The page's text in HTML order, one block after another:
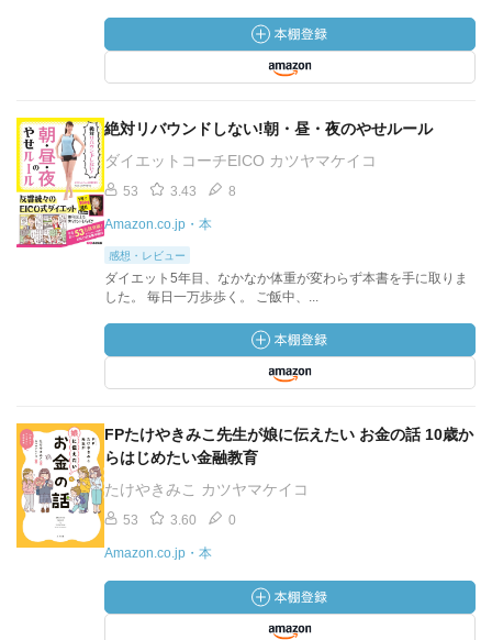
絶対リバウンドしない!朝・昼・夜のやせルール
ダイエットコーチEICO カツヤマケイコ
53 3.43 8
Amazon.co.jp・本
感想・レビュー
ダイエット5年目、なかなか体重が変わらず本書を手に取りま
した。 毎日一万歩歩く。 ご飯中、...
FPたけやきみこ先生が娘に伝えたい お金の話 10歳か
らはじめたい金融教育
たけやきみこ カツヤマケイコ
53 3.60 0
Amazon.co.jp・本